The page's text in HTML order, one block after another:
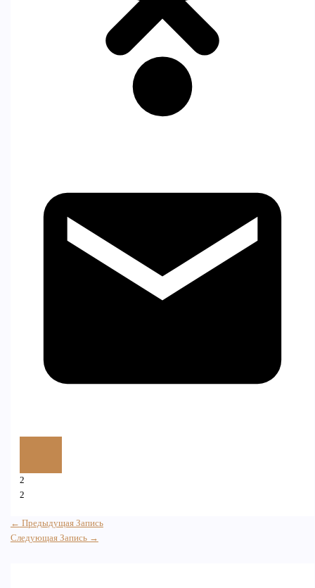
2
2
← Предыдущая Запись
Следующая Запись →